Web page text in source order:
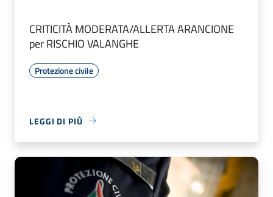
CRITICITÀ MODERATA/ALLERTA ARANCIONE
per RISCHIO VALANGHE
Protezione civile
LEGGI DI PIÙ